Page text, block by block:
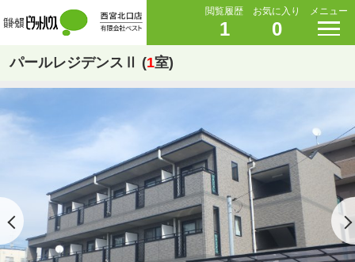
閲覧履歴
1
お気に入り
0
メニュー
パールレジデンスⅡ (1室)